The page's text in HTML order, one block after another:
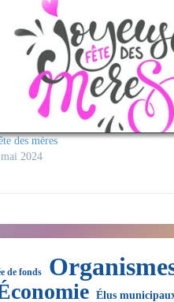
des mères
2024
de fonds
Élus